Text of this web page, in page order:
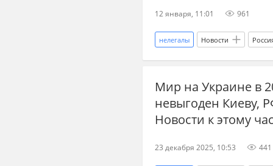
Япония
12 января, 11:01 961
нелегалы Новости
Родион Мирошник
миграция Федеральная
постсоветское пространство
дзен
Военные преступления
Мир на Украине в
невыгоден Киеву,
Новости к этому
23 декабря 2025, 10:53 441